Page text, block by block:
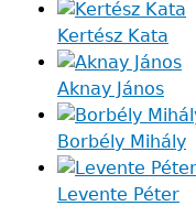
Kertész Kata
Aknay János
Borbély Mihály
Levente Péter